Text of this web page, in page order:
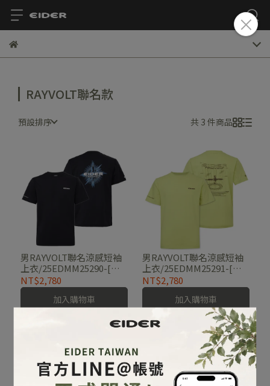
RAYVOLT聯名款
預設排序 共 3 件商品
男RAYVOLT聯名涼感短袖
上衣/25EDMM25290-[象
牙白、經典黑]
NT$2,780
加入購物車
男RAYVOLT聯名涼感短袖
上衣/25EDMM25291-[黃
綠、象牙白]
NT$2,780
加入購物車